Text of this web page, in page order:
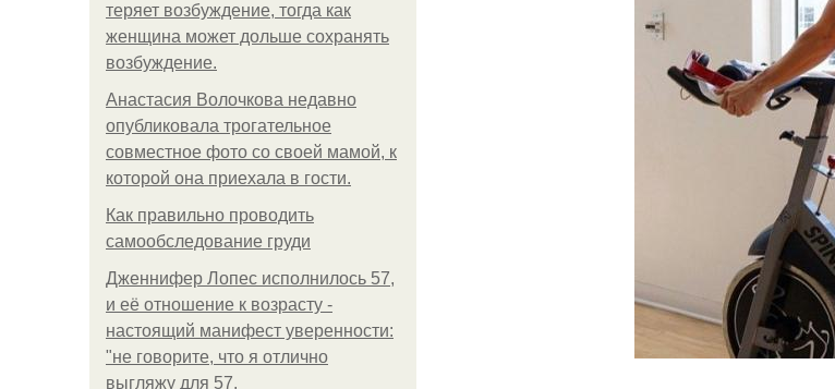
теряет возбуждение, тогда как
женщина может дольше сохранять
возбуждение.
Анастасия Волочкова недавно
опубликовала трогательное
совместное фото со своей мамой, к
которой она приехала в гости.
Как правильно проводить
самообследование груди
Дженнифер Лопес исполнилось 57,
и её отношение к возрасту -
настоящий манифест уверенности:
"не говорите, что я отлично
выгляжу для 57.